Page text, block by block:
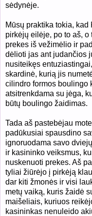
sėdynėje.
Mūsų praktika tokia,
pirkėjų eilėje, po to aš,
prekes iš vežimėlio ir
dėlioti jas ant judančios
nusiteikęs
skardinė, kurią jis
cilindro formos boulingo
atsitrenkdama su jėga,
būtų boulingo žaidimas.
Tada aš pastebėjau
padūkusiai spausdino
ignoruodama savo
ir kasininko veiksmus,
nuskenuoti prekes. Aš
tyliai žiūrėjo į pirkėją
dar kiti žmonės ir visi
metų vaiką, kuris žaidė
maišeliais, kuriuos
kasininkas nenuleido